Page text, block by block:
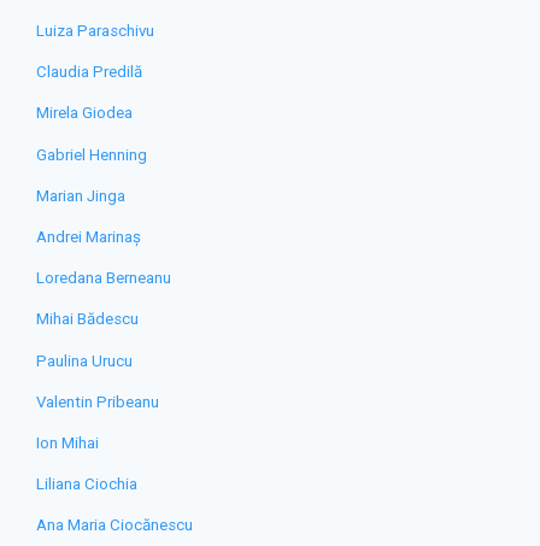
Luiza Paraschivu
Claudia Predilă
Mirela Giodea
Gabriel Henning
Marian Jinga
Andrei Marinaș
Loredana Berneanu
Mihai Bădescu
Paulina Urucu
Valentin Pribeanu
Ion Mihai
Liliana Ciochia
Ana Maria Ciocănescu